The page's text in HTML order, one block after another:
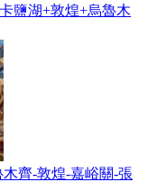
鹽湖+敦煌+烏魯木
齊-敦煌-嘉峪關-張